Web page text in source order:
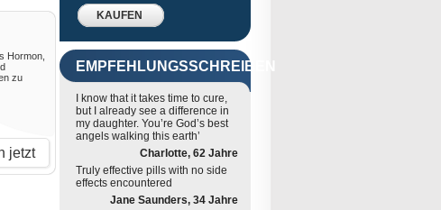
Hormon,
zu
jetzt
KAUFEN
EMPFEHLUNGSSCHREIBEN
I know that it takes time to cure,
but I already see a difference in
my daughter. You’re God’s best
angels walking this earth’
Charlotte, 62 Jahre
Truly effective pills with no side
effects encountered
Jane Saunders, 34 Jahre